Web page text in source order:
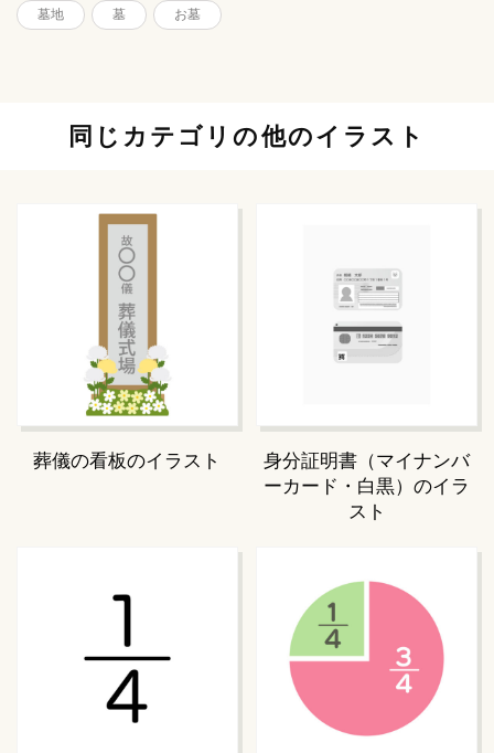
墓地 墓 お墓
同じカテゴリの他のイラスト
葬儀の看板のイラスト
身分証明書（マイナンバ
ーカード・白黒）のイラ
スト